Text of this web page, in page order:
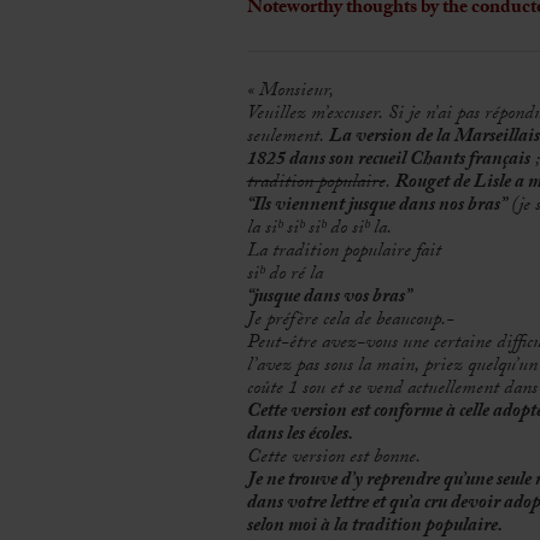
Noteworthy thoughts by the
« Monsieur,
Veuillez m’excuser. Si je n’ai pas
seulement. La version de la
1825 dans son recueil Chants français;
tradition populaire. Rouget de Lisle a
“Ils viennent jusque dans nos bras”(je
la siᵇ siᵇ siᵇ do siᵇ la.
La tradition populaire fait
siᵇ do ré la
“jusque dans vos bras”
Je préfère cela de beaucoup.-
Peut-être avez-vous une certaine
l’avez pas sous la main, priez
coûte 1 sou et se vend actuellement
Cette version est conforme à celle
dans les écoles.
Cette version est bonne.
Je ne trouve d’y reprendre qu’une seule
dans votre lettre et qu’a cru devoir
selon moi à la tradition populaire.